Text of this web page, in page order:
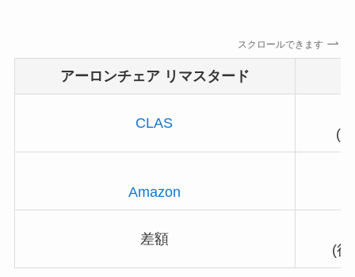
スクロールできます
アーロンチェア リマスタード
CLAS
(
Amazon
差額
(往